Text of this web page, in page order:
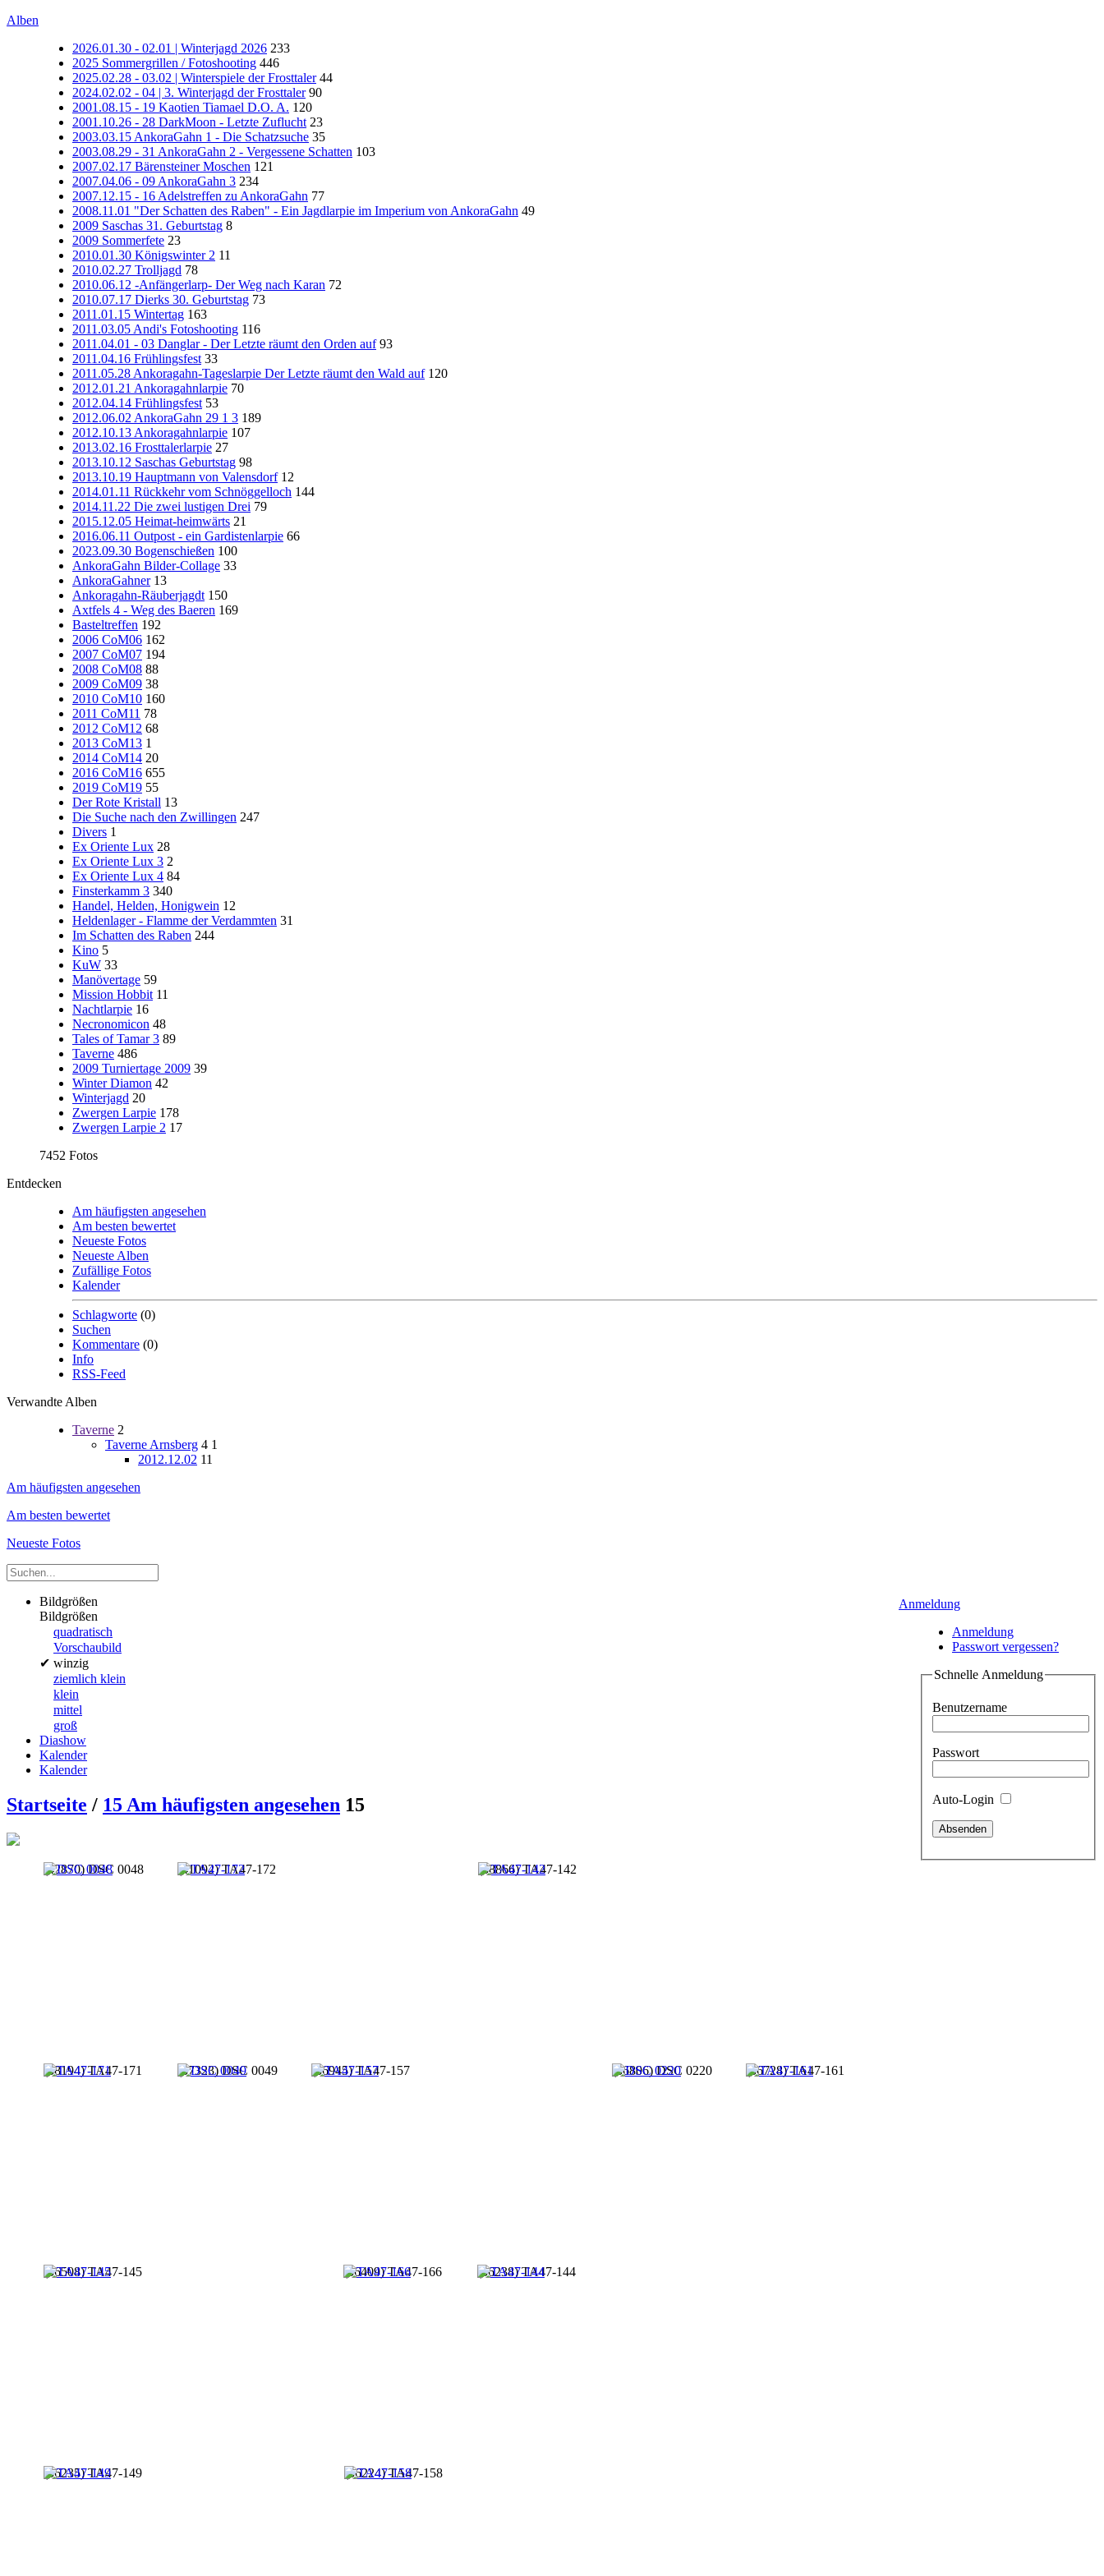
Alben
2026.01.30 - 02.01 | Winterjagd 2026 233
2025 Sommergrillen / Fotoshooting 446
2025.02.28 - 03.02 | Winterspiele der Frosttaler 44
2024.02.02 - 04 | 3. Winterjagd der Frosttaler 90
2001.08.15 - 19 Kaotien Tiamael D.O. A. 120
2001.10.26 - 28 DarkMoon - Letzte Zuflucht 23
2003.03.15 AnkoraGahn 1 - Die Schatzsuche 35
2003.08.29 - 31 AnkoraGahn 2 - Vergessene Schatten 103
2007.02.17 Bärensteiner Moschen 121
2007.04.06 - 09 AnkoraGahn 3 234
2007.12.15 - 16 Adelstreffen zu AnkoraGahn 77
2008.11.01 "Der Schatten des Raben" - Ein Jagdlarpie im Imperium von AnkoraGahn 49
2009 Saschas 31. Geburtstag 8
2009 Sommerfete 23
2010.01.30 Königswinter 2 11
2010.02.27 Trolljagd 78
2010.06.12 -Anfängerlarp- Der Weg nach Karan 72
2010.07.17 Dierks 30. Geburtstag 73
2011.01.15 Wintertag 163
2011.03.05 Andi's Fotoshooting 116
2011.04.01 - 03 Danglar - Der Letzte räumt den Orden auf 93
2011.04.16 Frühlingsfest 33
2011.05.28 Ankoragahn-Tageslarpie Der Letzte räumt den Wald auf 120
2012.01.21 Ankoragahnlarpie 70
2012.04.14 Frühlingsfest 53
2012.06.02 AnkoraGahn 29 1 3 189
2012.10.13 Ankoragahnlarpie 107
2013.02.16 Frosttalerlarpie 27
2013.10.12 Saschas Geburtstag 98
2013.10.19 Hauptmann von Valensdorf 12
2014.01.11 Rückkehr vom Schnöggelloch 144
2014.11.22 Die zwei lustigen Drei 79
2015.12.05 Heimat-heimwärts 21
2016.06.11 Outpost - ein Gardistenlarpie 66
2023.09.30 Bogenschießen 100
AnkoraGahn Bilder-Collage 33
AnkoraGahner 13
Ankoragahn-Räuberjagdt 150
Axtfels 4 - Weg des Baeren 169
Basteltreffen 192
2006 CoM06 162
2007 CoM07 194
2008 CoM08 88
2009 CoM09 38
2010 CoM10 160
2011 CoM11 78
2012 CoM12 68
2013 CoM13 1
2014 CoM14 20
2016 CoM16 655
2019 CoM19 55
Der Rote Kristall 13
Die Suche nach den Zwillingen 247
Divers 1
Ex Oriente Lux 28
Ex Oriente Lux 3 2
Ex Oriente Lux 4 84
Finsterkamm 3 340
Handel, Helden, Honigwein 12
Heldenlager - Flamme der Verdammten 31
Im Schatten des Raben 244
Kino 5
KuW 33
Manövertage 59
Mission Hobbit 11
Nachtlarpie 16
Necronomicon 48
Tales of Tamar 3 89
Taverne 486
2009 Turniertage 2009 39
Winter Diamon 42
Winterjagd 20
Zwergen Larpie 178
Zwergen Larpie 2 17
7452 Fotos
Entdecken
Am häufigsten angesehen
Am besten bewertet
Neueste Fotos
Neueste Alben
Zufällige Fotos
Kalender
Schlagworte (0)
Suchen
Kommentare (0)
Info
RSS-Feed
Verwandte Alben
Taverne 2
Taverne Arnsberg 4 1
2012.12.02 11
Am häufigsten angesehen
Am besten bewertet
Neueste Fotos
Anmeldung
Anmeldung
Passwort vergessen?
Schnelle Anmeldung
Benutzername
Passwort
Auto-Login
Bildgrößen
Bildgrößen
quadratisch
Vorschaubild
✔ winzig
ziemlich klein
klein
mittel
groß
Diashow
Kalender
Kalender
Startseite / 15 Am häufigsten angesehen 15
(42870) DSC 0048 (41092) TA47-172 (38866) TA47-142
(38194) TA47-171 (37323) DSC 0049 (36945) TA47-157 (36806) DSC 0220 (36728) TA47-161
(36508) TA47-145 (36409) TA47-166 (36238) TA47-144
(36235) TA47-149 (36224) TA47-158